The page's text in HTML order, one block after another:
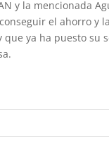
y la mencionada
el ahorro y
que ya ha puesto su